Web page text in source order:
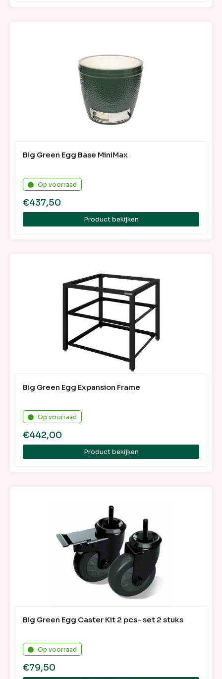
Big Green Egg Base MiniMax
Op voorraad
€437,50
Product bekijken
Big Green Egg Expansion Frame
Op voorraad
€442,00
Product bekijken
Big Green Egg Caster Kit 2 pcs- set 2 stuks
Op voorraad
€79,50